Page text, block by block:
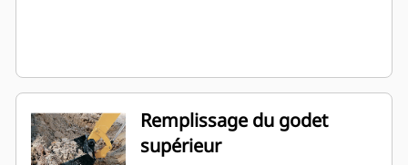
Remplissage du godet
supérieur